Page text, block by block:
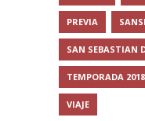
PREVIA
SAN SEBASTIAN
TEMPORADA
VIAJE